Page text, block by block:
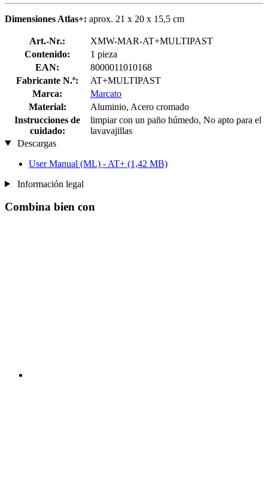
Dimensiones Atlas+: aprox. 21 x 20 x 15,5 cm
Art.-Nr.:
XMW-MAR-AT+MULTIPAST
Contenido:
1 pieza
EAN:
8000011010168
Fabricante N.º:
AT+MULTIPAST
Marca:
Marcato
Material:
Aluminio, Acero cromado
Instrucciones de
cuidado:
limpiar con un paño húmedo, No apto para el
lavavajillas
Descargas
User Manual (ML) - AT+ (1,42 MB)
Información legal
Combina bien con